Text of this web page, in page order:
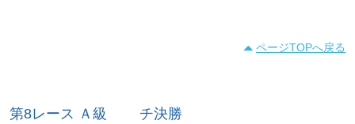
ページTOPへ戻る
第8レース Ａ級 チ決勝